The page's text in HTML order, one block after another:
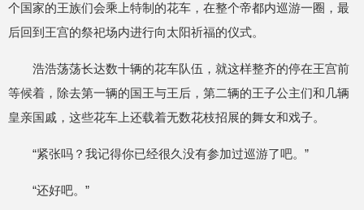
个国家的王族们会乘上特制的花车，在整个帝都内巡游一圈，最
后回到王宫的祭祀场内进行向太阳祈福的仪式。
浩浩荡荡长达数十辆的花车队伍，就这样整齐的停在王宫前
等候着，除去第一辆的国王与王后，第二辆的王子公主们和几辆
皇亲国戚，这些花车上还载着无数花枝招展的舞女和戏子。
“紧张吗？我记得你已经很久没有参加过巡游了吧。”
“还好吧。”